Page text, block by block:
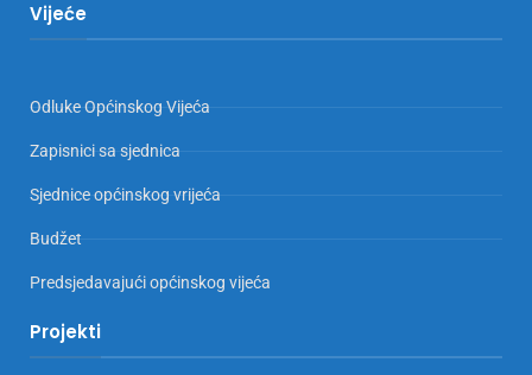
Vijeće
Odluke Općinskog Vijeća
Zapisnici sa sjednica
Sjednice općinskog vrijeća
Budžet
Predsjedavajući općinskog vijeća
Projekti